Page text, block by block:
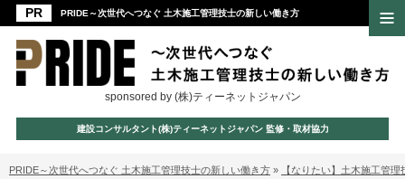
PRIDE～次世代へつなぐ 土木施工管理技士の新しい働き方
sponsored by (株)ティーネットジャパン
建設コンサルタント(株)ティーネットジャパン 監修・取材協力
PRIDE～次世代へつなぐ 土木施工管理技士の新しい働き方 » 【なりたい】土木施工管